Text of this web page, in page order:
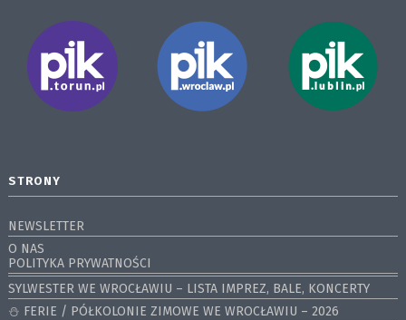
STRONY
NEWSLETTER
O NAS
POLITYKA PRYWATNOŚCI
SYLWESTER WE WROCŁAWIU – LISTA IMPREZ, BALE, KONCERTY
⛄️ FERIE / PÓŁKOLONIE ZIMOWE WE WROCŁAWIU – 2026